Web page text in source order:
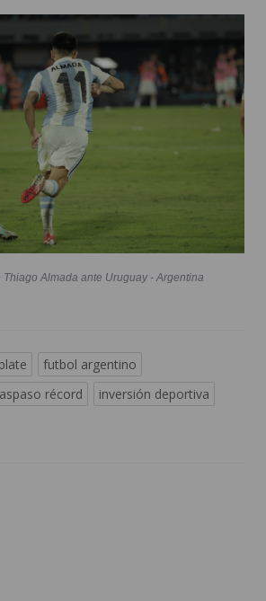
Almada ante Uruguay - Argentina
futbol argentino
récord
inversión deportiva